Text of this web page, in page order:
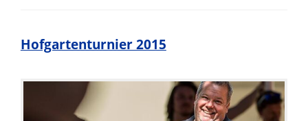
Hofgartenturnier 2015